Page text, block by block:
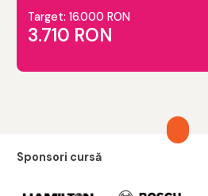
Target: 16.000 RON
3.710 RON
Sponsori cursă